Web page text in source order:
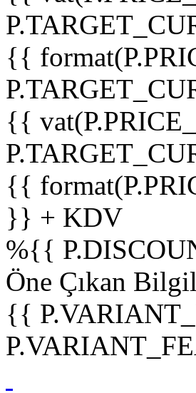
{{
{{
{{
}} + KDV
%{{
Öne Çıkan
{{